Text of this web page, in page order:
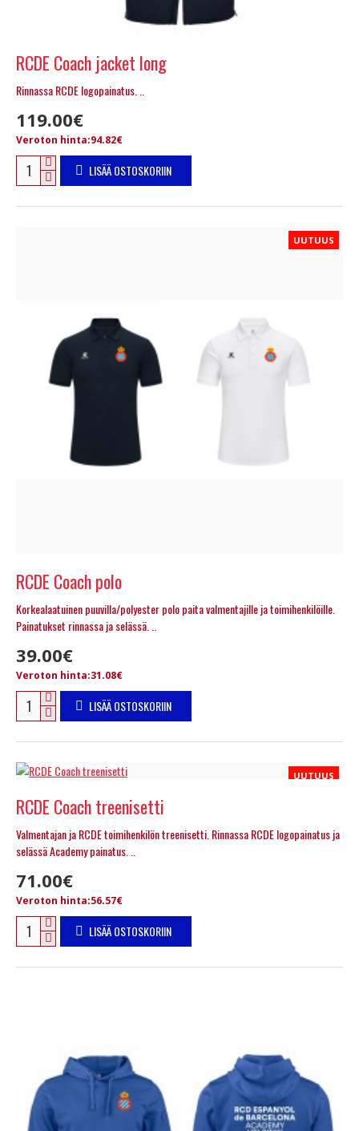
RCDE Coach jacket long
Rinnassa RCDE logopainatus. ..
119.00€
Veroton hinta:94.82€
LISÄÄ OSTOSKORIIN
UUTUUS
RCDE Coach polo
Korkealaatuinen puuvilla/polyester polo paita valmentajille ja toimihenkilöille.
Painatukset rinnassa ja selässä. ..
39.00€
Veroton hinta:31.08€
LISÄÄ OSTOSKORIIN
UUTUUS
RCDE Coach treenisetti
Valmentajan ja RCDE toimihenkilön treenisetti. Rinnassa RCDE logopainatus ja
selässä Academy painatus. ..
71.00€
Veroton hinta:56.57€
LISÄÄ OSTOSKORIIN